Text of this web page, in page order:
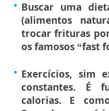
Buscar uma
(alimentos
trocar frituras
os famosos “fast
Exercícios, sim
constantes. É
calorias. E